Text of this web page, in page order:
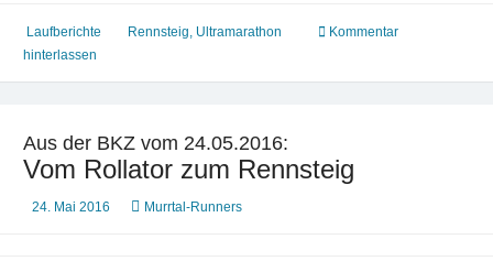
den
gemeistert.
Laufberichte Rennsteig Ultramarathon
Kommentar
hinterlassen
Aus der BKZ vom 24.05.2016:
Vom Rollator zum Rennsteig
24. Mai 2016 Murrtal-Runners